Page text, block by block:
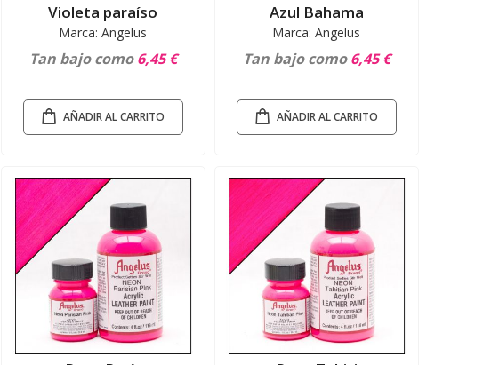
Violeta paraíso
Marca: Angelus
Tan bajo como 6,45 €
AÑADIR AL CARRITO
Azul Bahama
Marca: Angelus
Tan bajo como 6,45 €
AÑADIR AL CARRITO